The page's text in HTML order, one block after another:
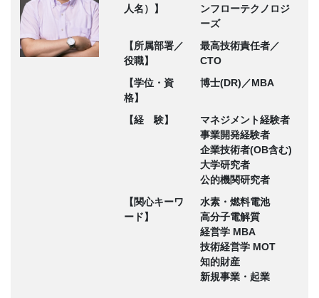
人名）】
ンフローテクノロジ
ーズ
【所属部署／
役職】
最高技術責任者／
CTO
【学位・資
格】
博士(DR)／MBA
【経 験】
マネジメント経験者
事業開発経験者
企業技術者(OB含む)
大学研究者
公的機関研究者
【関心キーワ
ード】
水素・燃料電池
高分子電解質
経営学 MBA
技術経営学 MOT
知的財産
新規事業・起業